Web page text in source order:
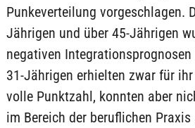
Punkeverteilung vorgeschlagen.
Jährigen und über 45-Jährigen
negativen
31-Jährigen erhielten zwar für
volle Punktzahl, konnten aber
im Bereich der beruflichen